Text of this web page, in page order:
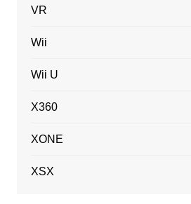
VR
Wii
Wii U
X360
XONE
XSX